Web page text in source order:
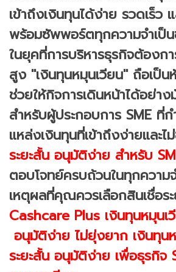
เข้าถึงเงินทุนได้ง่าย รวดเร็ว
พร้อมซัพพอร์ตทุกความจำเป็
ในยุคที่การบริหารธุรกิจต้องก
สูง "เงินทุนหมุนเวียน" ถือเป็
ช่วยให้กิจการเดินหน้าได้อย่า
สำหรับผู้ประกอบการ SME ที่
แหล่งเงินทุนที่เข้าถึงง่ายและไ
ระยะสั้น อนุมัติง่าย สำหรับ
ตอบโจทย์ครบถ้วนในทุกความ
เหตุผลที่คุณควรเลือกสินเชื่อร
Cashcare Plus เงินทุนหมุนเ
อนุมัติง่าย ไม่ยุ่งยาก เงินทุน
ระยะสั้น อนุมัติง่าย เพื่อธุรกิจ